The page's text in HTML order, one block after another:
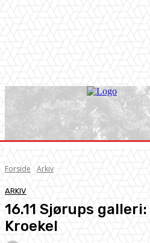
Forside Arkiv
ARKIV
16.11 Sjørups
Kroekel